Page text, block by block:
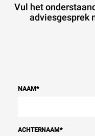
Vul het
adviesgesprek
NAAM*
ACHTERNAAM*